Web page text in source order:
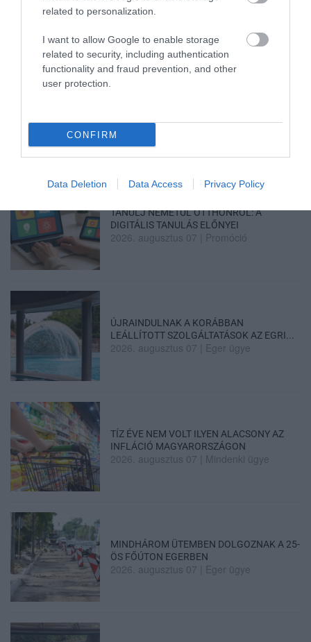
related to personalization.
I want to allow Google to enable storage
related to security, including authentication
functionality and fraud prevention, and other
user protection.
CONFIRM
Data Deletion Data Access Privacy Policy
AMIKÉRT ÉRDEMES MEGNÉZNI
2026. augusztus 08
2026. augusztus 07|Mindenki ügye
TANULJ NÉMETÜL OTTHONRÓL: A
DIGITÁLIS TANULÁS ELŐNYEI
2026. augusztus 07 Promóció
ÚJRAINDULNAK A KORÁBBAN
LEÁLLÍTOTT SZOLGÁLTATÁSOK AZ EGRI...
2026. augusztus 07 Eger ügye
TÍZ ÉVE NEM VOLT ILYEN ALACSONY AZ
INFLÁCIÓ MAGYARORSZÁGON
2026. augusztus 07 Mindenki ügye
MINDHÁROM ÜTEMBEN DOLGOZNAK A 25-
ÖS FŐÚTON EGERBEN
2026. augusztus 07 Eger ügye